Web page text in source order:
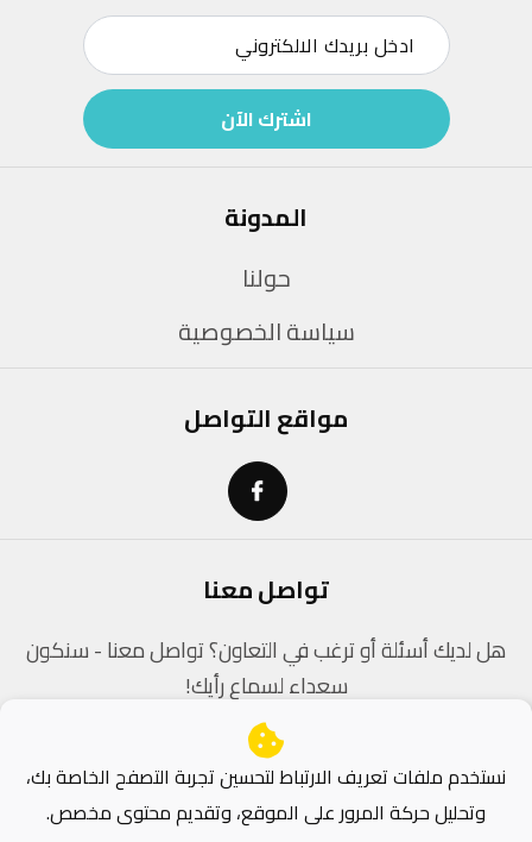
اشترك الآن
المدونة
حولنا
سياسة الخصوصية
مواقع التواصل
تواصل معنا
هل لديك أسئلة أو ترغب في التعاون؟ تواصل معنا - سنكون
سعداء لسماع رأيك!
contact@dz-coders.com
نستخدم ملفات تعريف الارتباط لتحسين تجربة التصفح الخاصة بك،
وتحليل حركة المرور على الموقع، وتقديم محتوى مخصص.